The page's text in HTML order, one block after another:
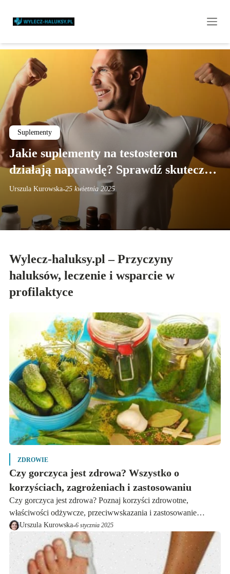
Suplementy
Jakie suplementy na testosteron
działają naprawdę? Sprawdź skuteczne
opcje i unikaj błędów
Urszula Kurowska-25 kwietnia 2025
Wylecz-haluksy.pl – Przyczyny
haluksów, leczenie i wsparcie w
profilaktyce
ZDROWIE
Czy gorczyca jest zdrowa? Wszystko o
korzyściach, zagrożeniach i zastosowaniu
Czy gorczyca jest zdrowa? Poznaj korzyści zdrowotne,
właściwości odżywcze, przeciwwskazania i zastosowanie
gorczycy w kuchni. Sprawdź, czy warto ją jeść!
Urszula Kurowska-6 stycznia 2025